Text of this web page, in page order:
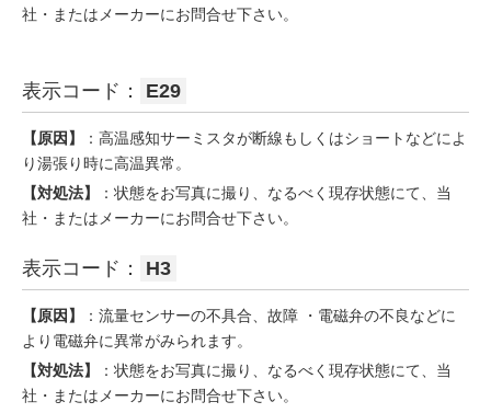
社・またはメーカーにお問合せ下さい。
表示コード： E29
【原因】
：高温感知サーミスタが断線もしくはショートなどによ
り湯張り時に高温異常。
【対処法】
：状態をお写真に撮り、なるべく現存状態にて、当
社・またはメーカーにお問合せ下さい。
表示コード： H3
【原因】
：流量センサーの不具合、故障 ・電磁弁の不良などに
より電磁弁に異常がみられます。
【対処法】
：状態をお写真に撮り、なるべく現存状態にて、当
社・またはメーカーにお問合せ下さい。